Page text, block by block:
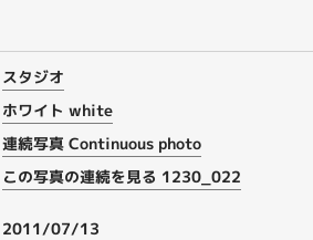
スタジオ
ホワイト white
連続写真 Continuous photo
この写真の連続を見る 1230_022
2011/07/13